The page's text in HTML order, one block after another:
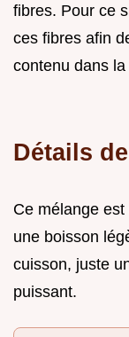
fibres. Pour ce
ces fibres afin
contenu dans
Détails
Ce mélange
une boisson
cuisson, juste
puissant.